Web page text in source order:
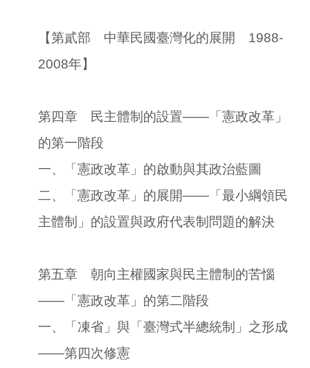
【第貳部 中華民國臺灣化的展開 1988-
2008年】
第四章 民主體制的設置――「憲政改革」
的第一階段
一、「憲政改革」的啟動與其政治藍圖
二、「憲政改革」的展開――「最小綱領民
主體制」的設置與政府代表制問題的解決
第五章 朝向主權國家與民主體制的苦惱
――「憲政改革」的第二階段
一、「凍省」與「臺灣式半總統制」之形成
――第四次修憲